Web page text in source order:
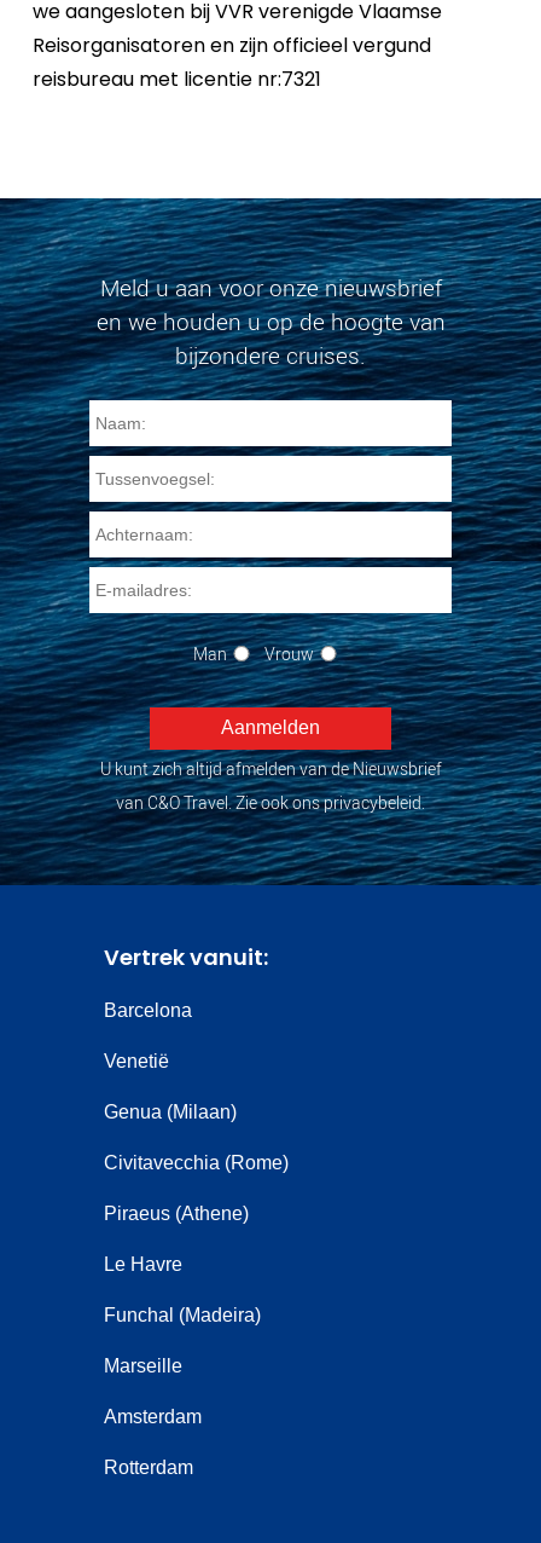
we aangesloten bij VVR verenigde Vlaamse
Reisorganisatoren en zijn officieel vergund
reisbureau met licentie nr:7321
Meld u aan voor onze nieuwsbrief
en we houden u op de hoogte van
bijzondere cruises.
Man Vrouw
U kunt zich altijd afmelden van de Nieuwsbrief
van C&O Travel. Zie ook ons privacybeleid.
Vertrek vanuit:
Barcelona
Venetië
Genua (Milaan)
Civitavecchia (Rome)
Piraeus (Athene)
Le Havre
Funchal (Madeira)
Marseille
Amsterdam
Rotterdam